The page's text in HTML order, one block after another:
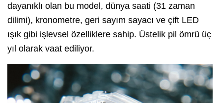
dayanıklı olan bu model, dünya saati (31 zaman
dilimi), kronometre, geri sayım sayacı ve çift LED
ışık gibi işlevsel özelliklere sahip. Üstelik pil ömrü üç
yıl olarak vaat ediliyor.